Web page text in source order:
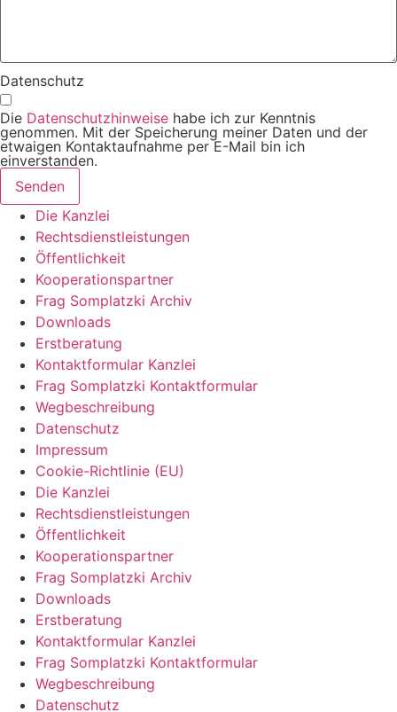
Datenschutz
Die Datenschutzhinweise habe ich zur Kenntnis
genommen. Mit der Speicherung meiner Daten und der
etwaigen Kontaktaufnahme per E-Mail bin ich
einverstanden.
Senden
Die Kanzlei
Rechtsdienstleistungen
Öffentlichkeit
Kooperationspartner
Frag Somplatzki Archiv
Downloads
Erstberatung
Kontaktformular Kanzlei
Frag Somplatzki Kontaktformular
Wegbeschreibung
Datenschutz
Impressum
Cookie-Richtlinie (EU)
Die Kanzlei
Rechtsdienstleistungen
Öffentlichkeit
Kooperationspartner
Frag Somplatzki Archiv
Downloads
Erstberatung
Kontaktformular Kanzlei
Frag Somplatzki Kontaktformular
Wegbeschreibung
Datenschutz